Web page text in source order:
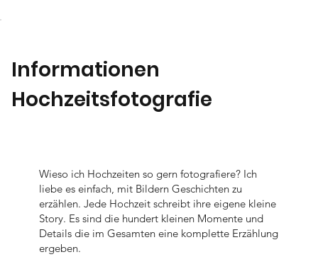
PHY
Wieso ich Hochzeiten so gern fotografiere? Ich
liebe es einfach, mit Bildern Geschichten zu
erzählen. Jede Hochzeit schreibt ihre eigene kleine
Story. Es sind die hundert kleinen Momente und
Details die im Gesamten eine komplette Erzählung
ergeben.
Informationen
Hochzeitsfotografie